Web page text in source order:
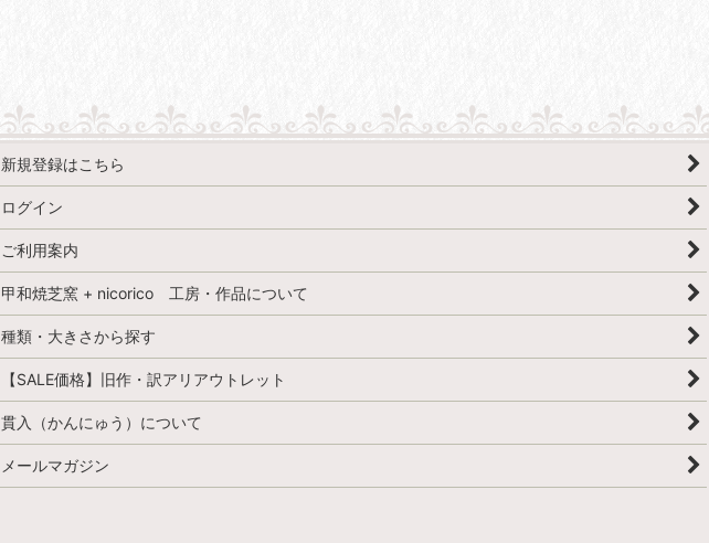
新規登録はこちら
ログイン
ご利用案内
甲和焼芝窯 + nicorico 工房・作品について
種類・大きさから探す
【SALE価格】旧作・訳アリアウトレット
貫入（かんにゅう）について
メールマガジン